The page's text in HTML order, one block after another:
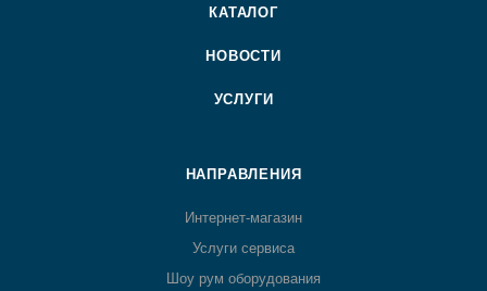
КАТАЛОГ
НОВОСТИ
УСЛУГИ
НАПРАВЛЕНИЯ
Интернет-магазин
Услуги сервиса
Шоу рум оборудования